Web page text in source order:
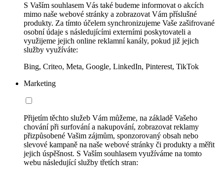
S Vaším souhlasem Vás také budeme informovat o akcích
mimo naše webové stránky a zobrazovat Vám příslušné
produkty. Za tímto účelem synchronizujeme Vaše zašifrované
osobní údaje s následujícími externími poskytovateli a
využijeme jejich online reklamní kanály, pokud již jejich
služby využíváte:
Bing, Criteo, Meta, Google, LinkedIn, Pinterest, TikTok
Marketing
Přijetím těchto služeb Vám můžeme, na základě Vašeho
chování při surfování a nakupování, zobrazovat reklamy
přizpůsobené Vašim zájmům, sponzorovaný obsah nebo
slevové kampaně na naše webové stránky či produkty a měřit
jejich úspěšnost. S Vaším souhlasem využíváme na tomto
webu následující služby třetích stran: